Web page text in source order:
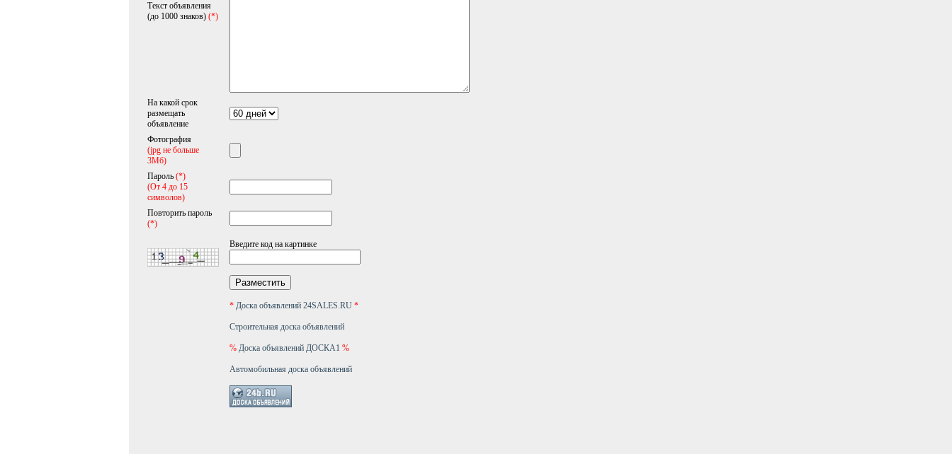
Текст объявления
(до 1000 знаков) (*)
На какой срок
размещать
объявление
Фотография
(jpg не больше
3Мб)
Пароль (*)
(От 4 до 15
символов)
Повторить пароль
(*)
Введите код на картинке
* Доска объявлений 24SALES.RU *
Строительная доска объявлений
% Доска объявлений ДОСКА1 %
Автомобильная доска объявлений